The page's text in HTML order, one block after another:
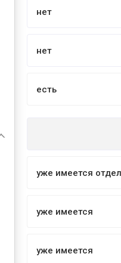
нет
нет
есть
уже имеется
уже имеется
уже имеется